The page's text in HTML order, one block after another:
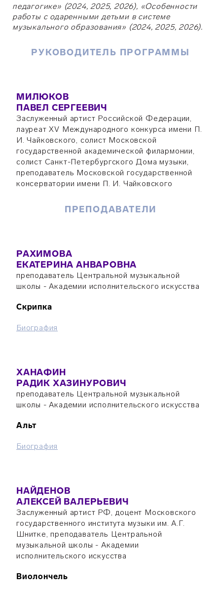
педагогике» (2024, 2025, 2026), «Особенности
работы с одаренными детьми в системе
музыкального образования» (2024, 2025, 2026).
РУКОВОДИТЕЛЬ ПРОГРАММЫ
МИЛЮКОВ
ПАВЕЛ СЕРГЕЕВИЧ
Заслуженный артист Российской Федерации,
лауреат XV Международного конкурса имени П.
И. Чайковского, солист Московской
государственной академической филармонии,
солист Санкт-Петербургского Дома музыки,
преподаватель Московской государственной
консерватории имени П. И. Чайковского
ПРЕПОДАВАТЕЛИ
РАХИМОВА
ЕКАТЕРИНА АНВАРОВНА
преподаватель Центральной музыкальной
школы - Академии исполнительского искусства
Скрипка
Биография
ХАНАФИН
РАДИК ХАЗИНУРОВИЧ
преподаватель Центральной музыкальной
школы - Академии исполнительского искусства
Альт
Биография
НАЙДЕНОВ
АЛЕКСЕЙ ВАЛЕРЬЕВИЧ
Заслуженный артист РФ, доцент Московского
государственного института музыки им. А.Г.
Шнитке, преподаватель Центральной
музыкальной школы - Академии
исполнительского искусства
Виолончель